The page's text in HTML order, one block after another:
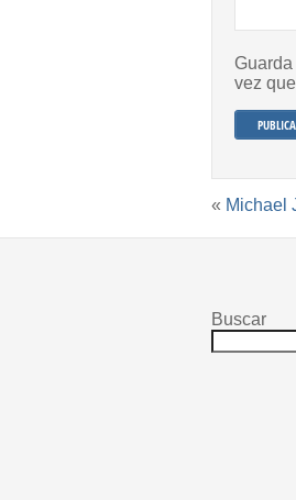
vez
« Michael
Buscar